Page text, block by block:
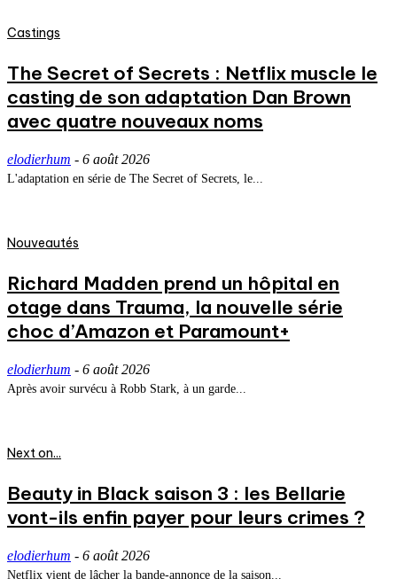
Castings
The Secret of Secrets : Netflix muscle le
casting de son adaptation Dan Brown
avec quatre nouveaux noms
elodierhum - 6 août 2026
L'adaptation en série de The Secret of Secrets, le...
Nouveautés
Richard Madden prend un hôpital en
otage dans Trauma, la nouvelle série
choc d’Amazon et Paramount+
elodierhum - 6 août 2026
Après avoir survécu à Robb Stark, à un garde...
Next on...
Beauty in Black saison 3 : les Bellarie
vont-ils enfin payer pour leurs crimes ?
elodierhum - 6 août 2026
Netflix vient de lâcher la bande-annonce de la saison...